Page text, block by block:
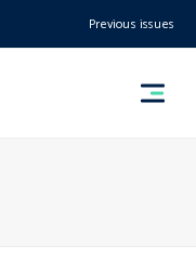
Previous issues